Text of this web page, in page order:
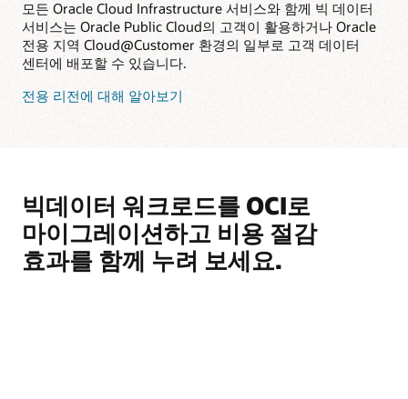
모든 Oracle Cloud Infrastructure 서비스와 함께 빅 데이터
서비스는 Oracle Public Cloud의 고객이 활용하거나 Oracle
전용 지역 Cloud@Customer 환경의 일부로 고객 데이터
센터에 배포할 수 있습니다.
전용 리전에 대해 알아보기
빅데이터 워크로드를 OCI로
마이그레이션하고 비용 절감
효과를 함께 누려 보세요.